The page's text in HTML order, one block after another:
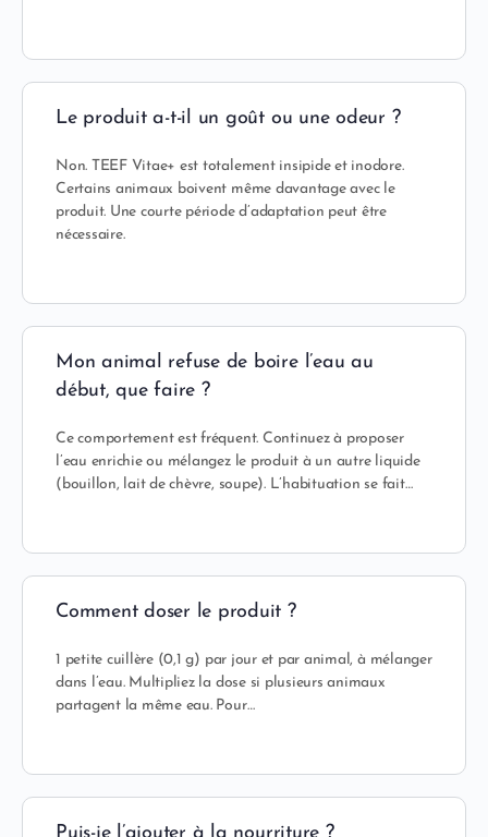
Le produit a-t-il un goût ou une odeur ?
Non. TEEF Vitae+ est totalement insipide et inodore.
Certains animaux boivent même davantage avec le
produit. Une courte période d’adaptation peut être
nécessaire.
Mon animal refuse de boire l’eau au
début, que faire ?
Ce comportement est fréquent. Continuez à proposer
l’eau enrichie ou mélangez le produit à un autre liquide
(bouillon, lait de chèvre, soupe). L’habituation se fait…
Comment doser le produit ?
1 petite cuillère (0,1 g) par jour et par animal, à mélanger
dans l’eau. Multipliez la dose si plusieurs animaux
partagent la même eau. Pour…